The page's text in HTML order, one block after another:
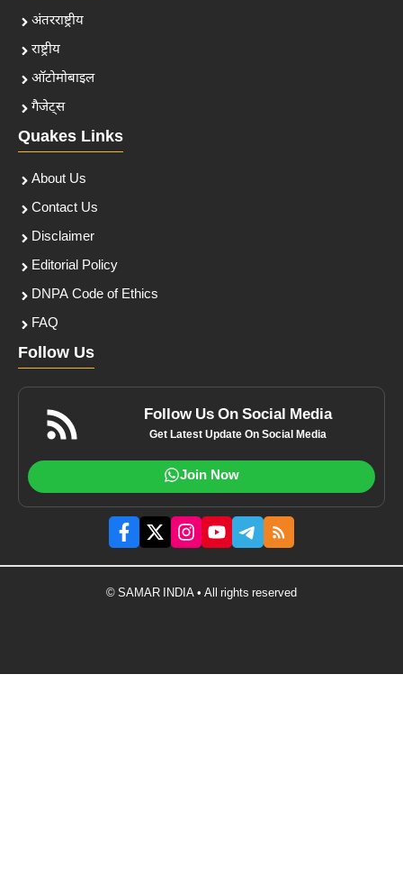
अंतरराष्ट्रीय
राष्ट्रीय
ऑटोमोबाइल
गैजेट्स
Quakes Links
About Us
Contact Us
Disclaimer
Editorial Policy
DNPA Code of Ethics
FAQ
Follow Us
Follow Us On Social Media
Get Latest Update On Social Media
Join Now
© SAMAR INDIA • All rights reserved